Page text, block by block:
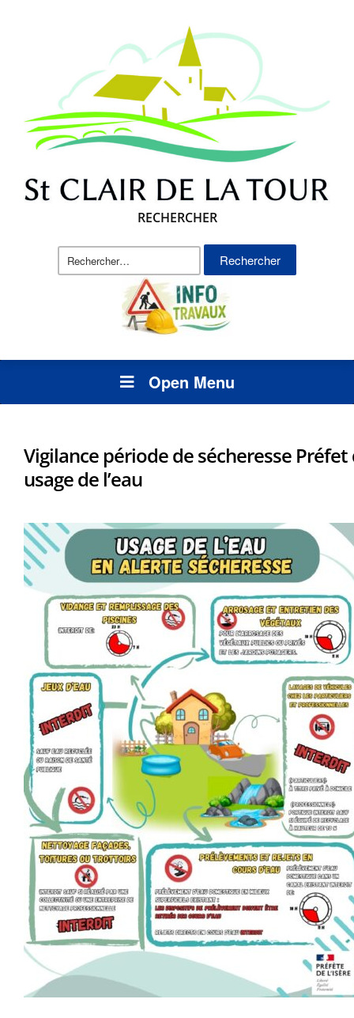
RECHERCHER
Rechercher :
Open Menu
Vigilance période de sécheresse Préfet
usage de l’eau